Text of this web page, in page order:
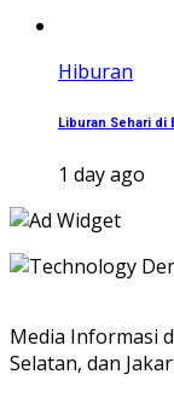
Hiburan
Liburan Sehari di
1 day ago
Media Informasi
Selatan, dan